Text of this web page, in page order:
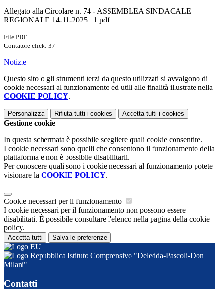
Allegato alla Circolare n. 74 - ASSEMBLEA SINDACALE
REGIONALE 14-11-2025 _1.pdf
File PDF
Contatore click: 37
Notizie
Questo sito o gli strumenti terzi da questo utilizzati si avvalgono di
cookie necessari al funzionamento ed utili alle finalità illustrate nella
COOKIE POLICY.
Personalizza Rifiuta tutti i cookies Accetta tutti i cookies
Gestione cookie
In questa schermata è possibile scegliere quali cookie consentire.
I cookie necessari sono quelli che consentono il funzionamento della
piattaforma e non è possibile disabilitarli.
Per conoscere quali sono i cookie necessari al funzionamento potete
visionare la COOKIE POLICY.
Cookie necessari per il funzionamento
I cookie necessari per il funzionamento non possono essere
disabilitati. È possibile consultare l'elenco nella pagina della cookie
policy.
Accetta tutti Salva le preferenze
Istituto Comprensivo "Deledda-Pascoli-Don
Milani"
Contatti